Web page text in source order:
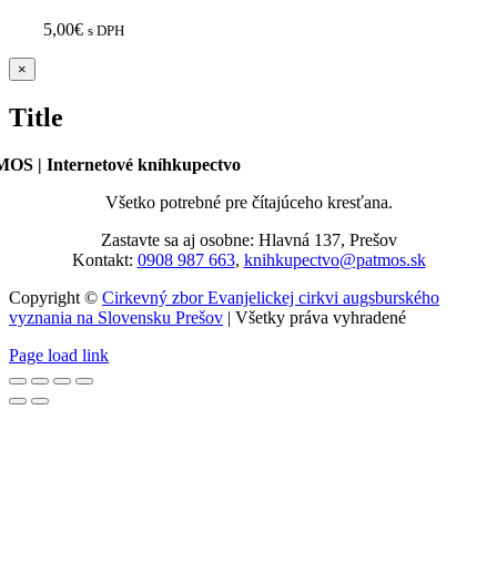
5,00€ s DPH
Zatvoriť
rýchle
produktu
×
Title
| Internetové kníhkupectvo
Všetko potrebné pre čítajúceho kresťana.
Zastavte sa aj osobne: Hlavná 137, Prešov
Kontakt: 0908 987 663, knihkupectvo@patmos.sk
Copyright © Cirkevný zbor Evanjelickej cirkvi augsburského
vyznania na Slovensku Prešov | Všetky práva vyhradené
Page load link